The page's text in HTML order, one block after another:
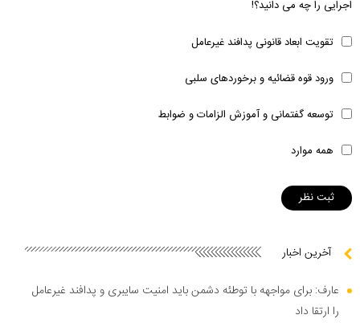
اجرایی را چه می دانید؟!
تقویت ابعاد قانونی پدافند غیرعامل
ورود قوه قضائیه و برخوردهای سلبی
توسعه گفتمانی و آموزش الزامات و ضوابط
همه موارد
آخرین اخبار
عارف: برای مواجهه با توطئه دشمن باید امنیت سایبری و پدافند غیرعامل
را ارتقا داد